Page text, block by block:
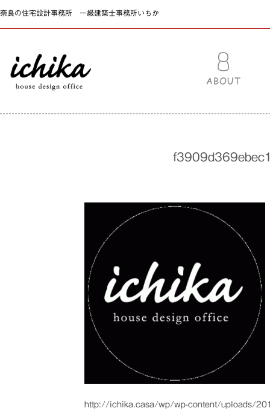
奈良の住宅設計事務所 一級建築士事務所いちか
http://ichika.casa/wp/wp-content/uploads/